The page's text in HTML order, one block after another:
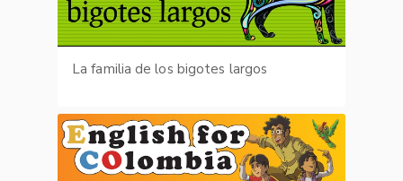
La familia de los bigotes largos